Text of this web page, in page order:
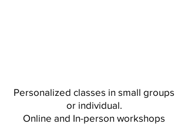
Personalized classes in small groups
or individual.
Online and In-person workshops